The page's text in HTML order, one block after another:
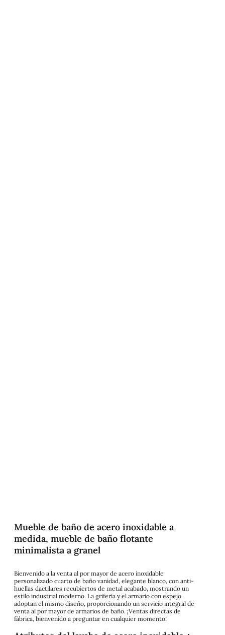
Mueble de baño de acero inoxidable a
medida, mueble de baño flotante
minimalista a granel
Bienvenido a la venta al por mayor de acero inoxidable
personalizado cuarto de baño vanidad, elegante blanco, con anti-
huellas dactilares recubiertos de metal acabado, mostrando un
estilo industrial moderno. La grifería y el armario con espejo
adoptan el mismo diseño, proporcionando un servicio integral de
venta al por mayor de armarios de baño. ¡Ventas directas de
fábrica, bienvenido a preguntar en cualquier momento!